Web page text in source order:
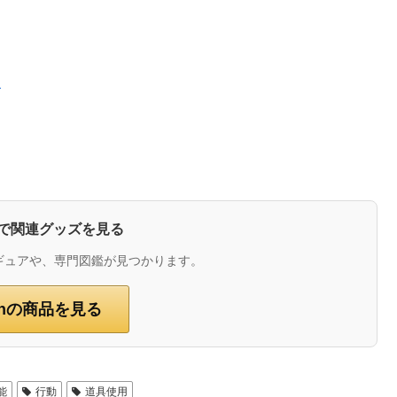
関連グッズを見る
アや、専門図鑑が見つかります。
商品を見る
行動 道具使用